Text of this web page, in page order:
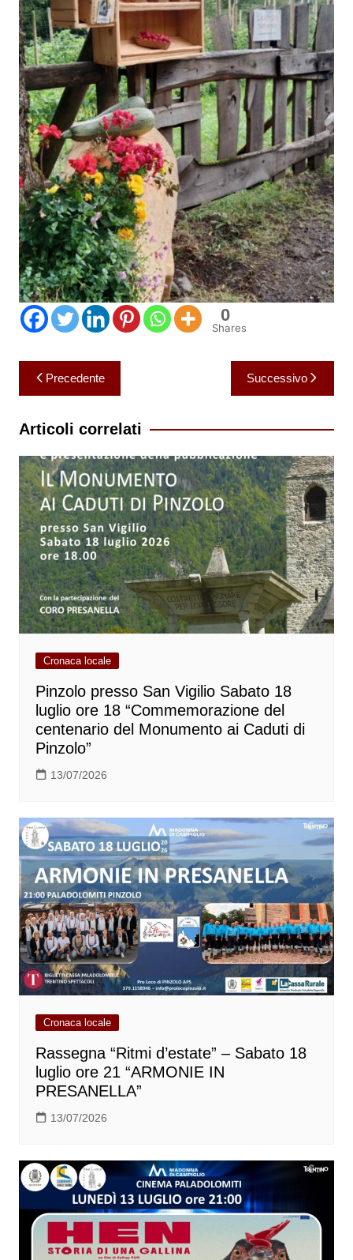
0
Shares
Navigazione
articoli
Precedente Successivo
Articoli correlati
Cronaca locale
Pinzolo presso San Vigilio Sabato 18
luglio ore 18 “Commemorazione del
centenario del Monumento ai Caduti di
Pinzolo”
13/07/2026
Cronaca locale
Rassegna “Ritmi d’estate” – Sabato 18
luglio ore 21 “ARMONIE IN
PRESANELLA”
13/07/2026